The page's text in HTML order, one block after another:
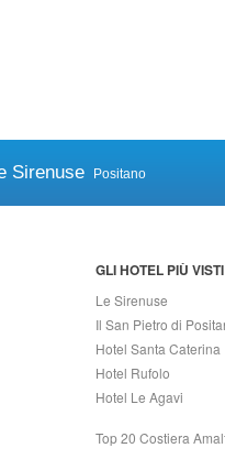
Sirenuse Positano
GLI HOTEL PIÙ VISTI
Le Sirenuse
Il San Pietro di
Hotel Santa Caterina
Hotel Rufolo
Hotel Le Agavi
Top 20 Costiera